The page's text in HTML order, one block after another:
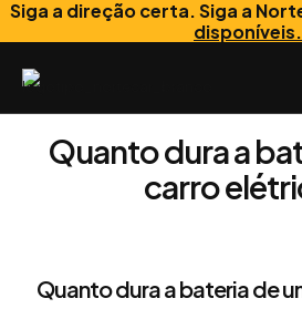
Siga a direção certa. Siga a
disponíveis.
Quanto dura a
carro
Quanto dura abateriade